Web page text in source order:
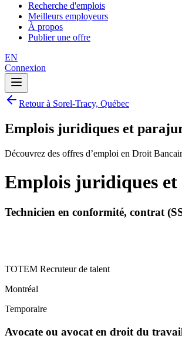
Recherche d'emplois
Meilleurs employeurs
À propos
Publier une offre
EN
Connexion
Retour à Sorel-Tracy, Québec
Emplois juridiques et
Découvrez des offres d’emploi en Droit
Emplois juridiques et
Technicien en conformité, contrat
TOTEM Recruteur de talent
Montréal
Temporaire
Avocate ou avocat en droit du